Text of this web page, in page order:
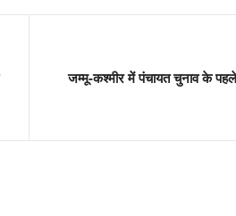
जम्मू-कश्मीर में पंचायत चुनाव के